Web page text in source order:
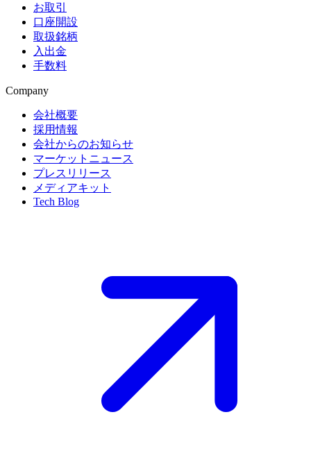
お取引
口座開設
取扱銘柄
入出金
手数料
Company
会社概要
採用情報
会社からのお知らせ
マーケットニュース
プレスリリース
メディアキット
Tech Blog